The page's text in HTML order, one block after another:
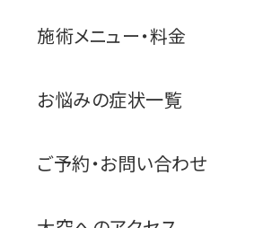
施術メニュー・料金
お悩みの症状一覧
ご予約・お問い合わせ